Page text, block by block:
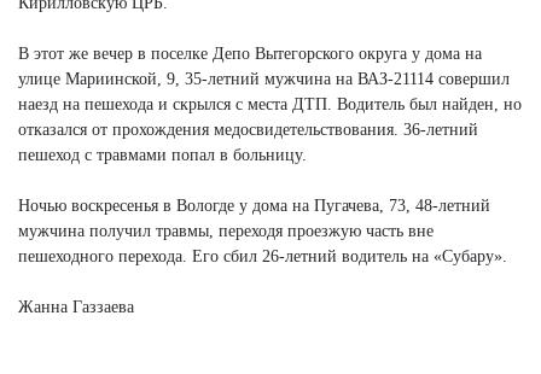
В этот же вечер в поселке Депо Вытегорского округа у дома на
улице Мариинской, 9, 35-летний мужчина на ВАЗ-21114 совершил
наезд на пешехода и скрылся с места ДТП. Водитель был найден, но
отказался от прохождения медосвидетельствования. 36-летний
пешеход с травмами попал в больницу.
Ночью воскресенья в Вологде у дома на Пугачева, 73, 48-летний
мужчина получил травмы, переходя проезжую часть вне
пешеходного перехода. Его сбил 26-летний водитель на «Субару».
Жанна Газзаева